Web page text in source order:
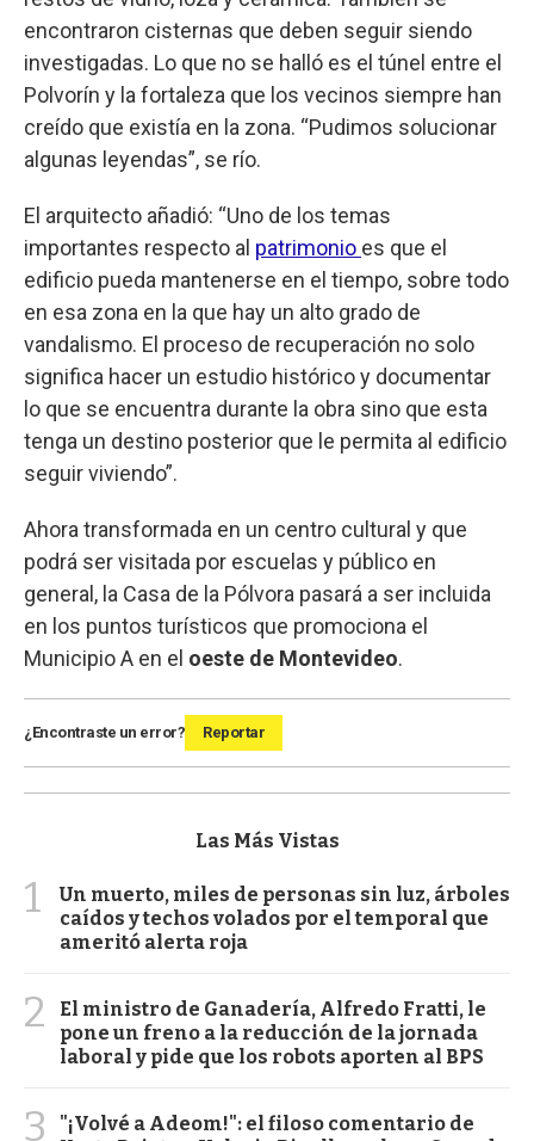
encontraron cisternas que deben seguir siendo
investigadas. Lo que no se halló es el túnel entre el
Polvorín y la fortaleza que los vecinos siempre han
creído que existía en la zona. “Pudimos solucionar
algunas leyendas”, se río.
El arquitecto añadió: “Uno de los temas
importantes respecto al patrimonio es que el
edificio pueda mantenerse en el tiempo, sobre todo
en esa zona en la que hay un alto grado de
vandalismo. El proceso de recuperación no solo
significa hacer un estudio histórico y documentar
lo que se encuentra durante la obra sino que esta
tenga un destino posterior que le permita al edificio
seguir viviendo”.
Ahora transformada en un centro cultural y que
podrá ser visitada por escuelas y público en
general, la Casa de la Pólvora pasará a ser incluida
en los puntos turísticos que promociona el
Municipio A en el oeste de Montevideo.
¿Encontraste un error? Reportar
Las Más Vistas
1
Un muerto, miles de personas sin luz, árboles
caídos y techos volados por el temporal que
ameritó alerta roja
2
El ministro de Ganadería, Alfredo Fratti, le
pone un freno a la reducción de la jornada
laboral y pide que los robots aporten al BPS
3
"¡Volvé a Adeom!": el filoso comentario de